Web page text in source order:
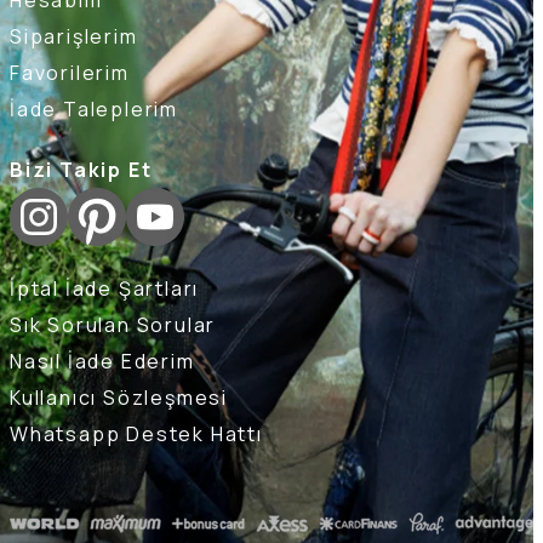
Siparişlerim
Favorilerim
İade Taleplerim
Bizi Takip Et
İptal İade Şartları
Sık Sorulan Sorular
Nasıl İade Ederim
Kullanıcı Sözleşmesi
Whatsapp Destek Hattı